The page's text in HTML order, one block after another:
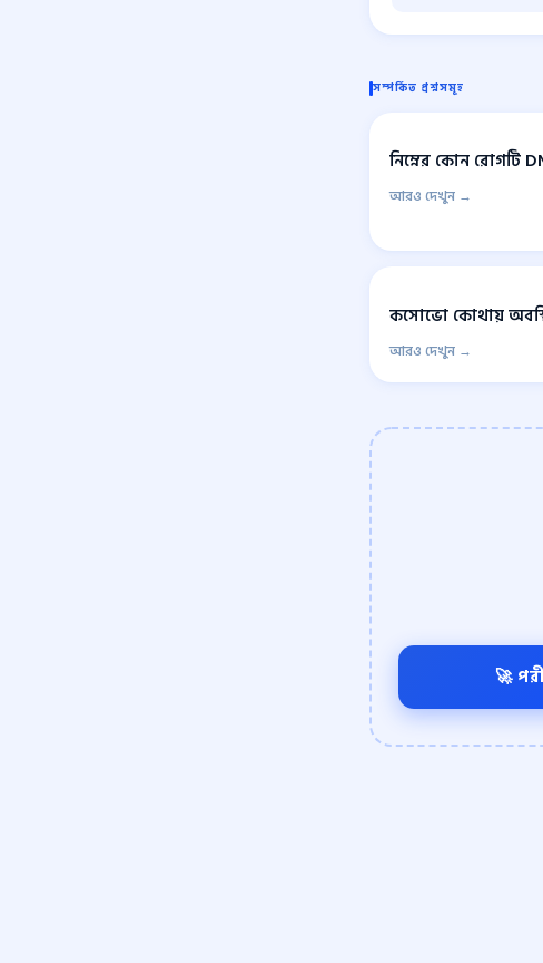
সম্পর্কিত প্রশ্নসমূহ
নিম্নের কোন রোগটি
আরও দেখুন →
কসোভো কোথায়
আরও দেখুন →
🚀